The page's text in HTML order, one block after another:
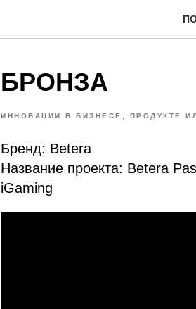
БРОНЗА
ИННОВАЦИИ В БИЗНЕСЕ, ПРОДУКТЕ
Бренд: Betera
Название проекта: Betera
iGaming